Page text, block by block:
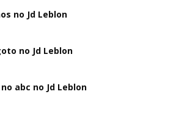
no Jd Leblon
no Jd Leblon
abc no Jd Leblon